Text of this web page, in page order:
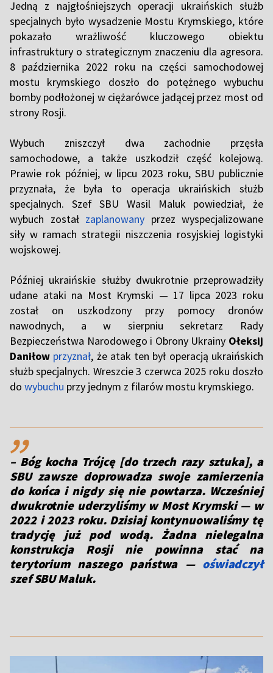
Jedną z najgłośniejszych operacji ukraińskich służb
specjalnych było wysadzenie Mostu Krymskiego, które
pokazało wrażliwość kluczowego obiektu
infrastruktury o strategicznym znaczeniu dla agresora.
8 października 2022 roku na części samochodowej
mostu krymskiego doszło do potężnego wybuchu
bomby podłożonej w ciężarówce jadącej przez most od
strony Rosji.
Wybuch zniszczył dwa zachodnie przęsła
samochodowe, a także uszkodził część kolejową.
Prawie rok później, w lipcu 2023 roku, SBU publicznie
przyznała, że była to operacja ukraińskich służb
specjalnych. Szef SBU Wasil Maluk powiedział, że
wybuch został zaplanowany przez wyspecjalizowane
siły w ramach strategii niszczenia rosyjskiej logistyki
wojskowej.
Później ukraińskie służby dwukrotnie przeprowadziły
udane ataki na Most Krymski — 17 lipca 2023 roku
został on uszkodzony przy pomocy dronów
nawodnych, a w sierpniu sekretarz Rady
Bezpieczeństwa Narodowego i Obrony Ukrainy Ołeksij
Daniłow przyznał, że atak ten był operacją ukraińskich
służb specjalnych. Wreszcie 3 czerwca 2025 roku doszło
do wybuchu przy jednym z filarów mostu krymskiego.
,,
– Bóg kocha Trójcę [do trzech razy sztuka], a
SBU zawsze doprowadza swoje zamierzenia
do końca i nigdy się nie powtarza. Wcześniej
dwukrotnie uderzyliśmy w Most Krymski — w
2022 i 2023 roku. Dzisiaj kontynuowaliśmy tę
tradycję już pod wodą. Żadna nielegalna
konstrukcja Rosji nie powinna stać na
terytorium naszego państwa — oświadczył
szef SBU Maluk.